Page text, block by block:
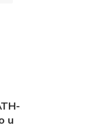
u